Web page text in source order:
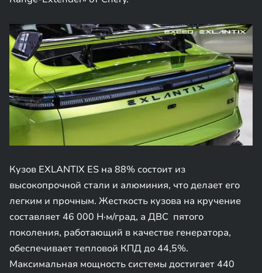
Кузов EXLANTIX ES на 88% состоит из
высокопрочной стали и алюминия, что делает его
легким и прочным. Жесткость кузова на кручение
составляет 46 000 Н·м/град, а ДВС пятого
поколения, работающий в качестве генератора,
обеспечивает тепловой КПД до 44,5%.
Максимальная мощность системы достигает 440